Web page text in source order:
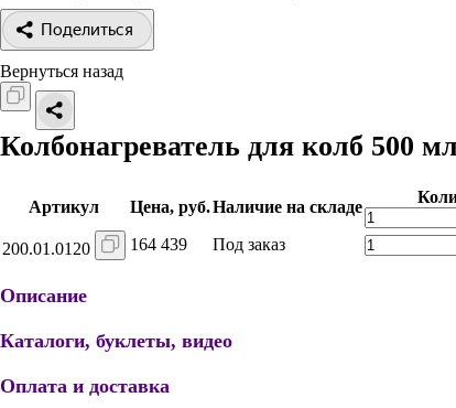
Поделиться
Вернуться назад
Колбонагреватель для колб 500
Артикул Цена, руб.Наличие на складе
200.01.0120 164 439 Под заказ
Описание
Каталоги, буклеты, видео
Оплата и доставка